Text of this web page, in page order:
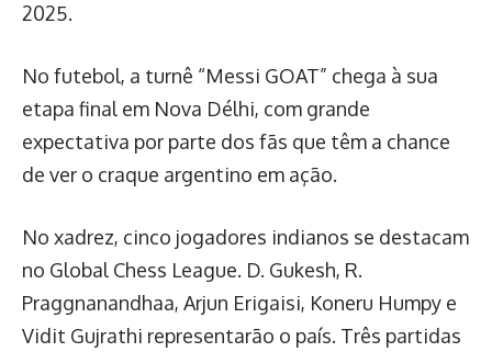
2025.
No futebol, a turnê “Messi GOAT” chega à sua
etapa final em Nova Délhi, com grande
expectativa por parte dos fãs que têm a chance
de ver o craque argentino em ação.
No xadrez, cinco jogadores indianos se destacam
no Global Chess League. D. Gukesh, R.
Praggnanandhaa, Arjun Erigaisi, Koneru Humpy e
Vidit Gujrathi representarão o país. Três partidas